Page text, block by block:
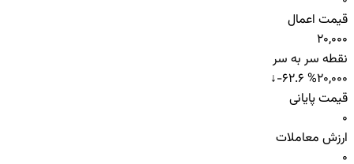
قیمت اعمال
20,000
نقطه سر به سر
20,000
↓-62.6 %
قیمت پایانی
0
ارزش معاملات
0